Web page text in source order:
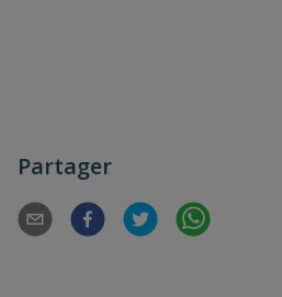
Partager